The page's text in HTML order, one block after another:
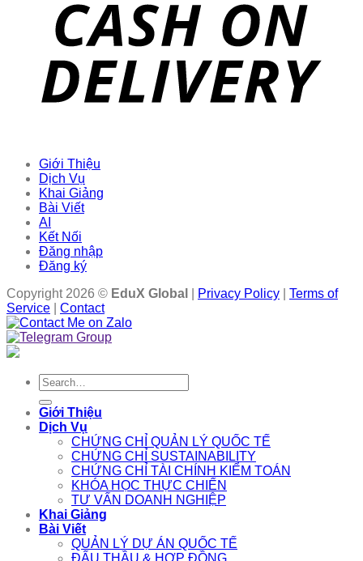
Giới Thiệu
Dịch Vụ
Khai Giảng
Bài Viết
AI
Kết Nối
Đăng nhập
Đăng ký
Copyright 2026 © EduX Global Privacy Policy
Terms of
Service
Contact
Search
for:
Giới Thiệu
Dịch Vụ
CHỨNG CHỈ QUẢN LÝ QUỐC TẾ
CHỨNG CHỈ SUSTAINABILITY
CHỨNG CHỈ TÀI CHÍNH KIỂM TOÁN
KHÓA HỌC THỰC CHIẾN
TƯ VẤN DOANH NGHIỆP
Khai Giảng
Bài Viết
QUẢN LÝ DỰ ÁN QUỐC TẾ
ĐẤU THẦU & HỢP ĐỒNG